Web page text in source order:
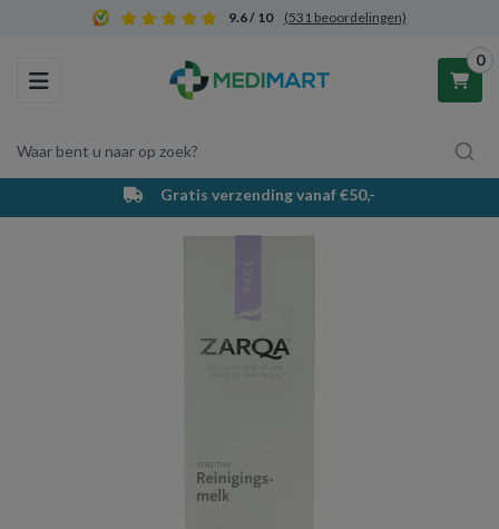
9.6 / 10 (531 beoordelingen)
Toggle navigation
Waar bent u naar op zoek?
0
Winkelwagen
Vul hem met producten.
Gratis verzending vanaf €50,-